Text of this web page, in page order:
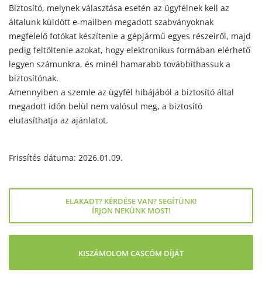
Biztosító, melynek választása esetén az ügyfélnek kell az
általunk küldött e-mailben megadott szabványoknak
megfelelő fotókat készítenie a gépjármű egyes részeiről, majd
pedig feltöltenie azokat, hogy elektronikus formában elérhető
legyen számunkra, és minél hamarabb továbbíthassuk a
biztosítónak.
Amennyiben a szemle az ügyfél hibájából a biztosító által
megadott időn belül nem valósul meg, a biztosító
elutasíthatja az ajánlatot.
Frissítés dátuma: 2026.01.09.
ELAKADT? KÉRDÉSE VAN? SEGÍTÜNK!
ÍRJON NEKÜNK MOST!
KISZÁMOLOM CASCÓM DÍJÁT